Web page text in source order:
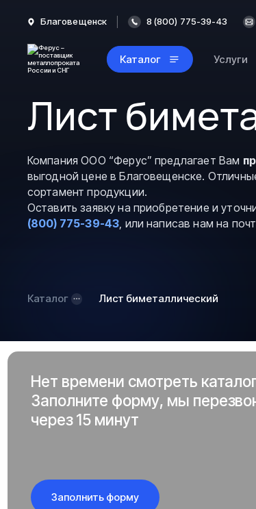
Благовещенск 8 (800) 775-39-43
Каталог Услуги
Лист
Компания ООО “Ферус” предлагает Вам
выгодной цене в Благовещенске.
сортамент продукции.
Оставить заявку на приобретение и
(800) 775-39-43, или написав нам на
Каталог Лист биметаллический
Нет времени смотреть
Заполните форму, мы
через 15 минут
Заполнить форму